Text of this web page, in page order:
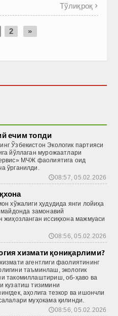
Тўлиқроқ 
2 »
ечим топди
Ўзбекистон Экологик партияси
йўллаган мурожаатлари
МЧЖ фаолиятига оид
ўрганилди.
🕔08:57, 05.02.2026
хўжалиги ҳудудида янги лойиҳа
замонавий
жиҳозланган иссиқхона мажмуаси
🕔08:56, 05.02.2026
хизмати қониқарлими?
агентлиги фаолиятининг
таъминлаш, экологик
такомиллаштириш, об-ҳаво ва
кузатиш тизимини
аҳолига тезкор ва ишончли
муҳокама қилинди.
🕔08:56, 05.02.2026